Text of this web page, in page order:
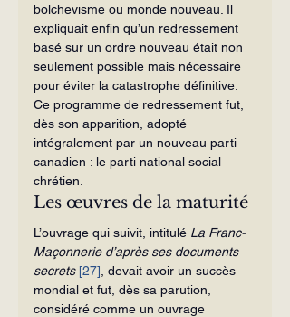
bolchevisme ou monde nouveau. Il
expliquait enfin qu’un redressement
basé sur un ordre nouveau était non
seulement possible mais nécessaire
pour éviter la catastrophe définitive.
Ce programme de redressement fut,
dès son apparition, adopté
intégralement par un nouveau parti
canadien : le parti national social
chrétien.
Les œuvres de la maturité
L’ouvrage qui suivit, intitulé La Franc-
Maçonnerie d’après ses documents
secrets [27] , devait avoir un succès
mondial et fut, dès sa parution,
considéré comme un ouvrage